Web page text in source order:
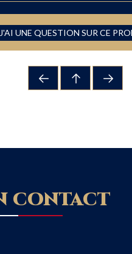
J'AI UNE QUESTION SUR CE
CONTACT